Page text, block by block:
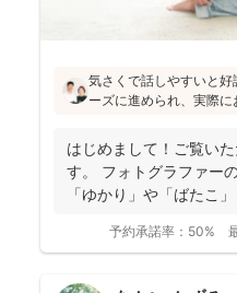
気さくで話しやすいと
ーズに進められ、実際
フォトの研修をしっか
験もあり、赤ちゃんから
けます♪
はじめまして！ご覧い
す。 フォトグラファー
「ゆかり」や「ばたこ
予約承諾率： 50%